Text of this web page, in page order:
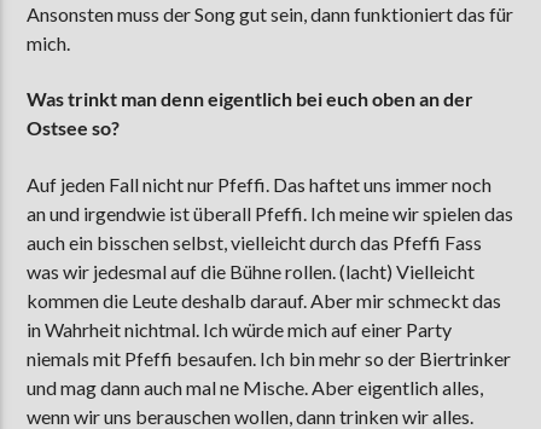
Ansonsten muss der Song gut sein, dann funktioniert das für
mich.
Was trinkt man denn eigentlich bei euch oben an der
Ostsee so?
Auf jeden Fall nicht nur Pfeffi. Das haftet uns immer noch
an und irgendwie ist überall Pfeffi. Ich meine wir spielen das
auch ein bisschen selbst, vielleicht durch das Pfeffi Fass
was wir jedesmal auf die Bühne rollen. (lacht) Vielleicht
kommen die Leute deshalb darauf. Aber mir schmeckt das
in Wahrheit nichtmal. Ich würde mich auf einer Party
niemals mit Pfeffi besaufen. Ich bin mehr so der Biertrinker
und mag dann auch mal ne Mische. Aber eigentlich alles,
wenn wir uns berauschen wollen, dann trinken wir alles.